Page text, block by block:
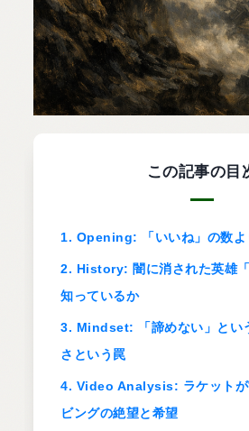
この記事の目
1. Opening: 「いいね」の数よ
2. History: 闇に消された英雄
知っているか
3. Mindset: 「諦めない」とい
さという罠
4. Video Analysis: ラケット
ビングの絶望と希望